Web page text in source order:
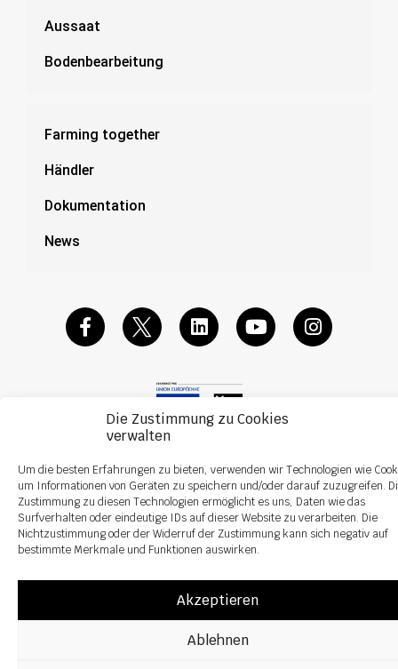
Die Zustimmung zu Cookies
verwalten
Um die besten Erfahrungen zu bieten, verwenden wir Technologien wie
um Informationen von Geräten zu speichern und/oder darauf zuzugreifen.
Zustimmung zu diesen Technologien ermöglicht es uns, Daten wie das
Surfverhalten oder eindeutige IDs auf dieser Website zu verarbeiten. Die
Nichtzustimmung oder der Widerruf der Zustimmung kann sich negativ auf
bestimmte Merkmale und Funktionen auswirken.
Akzeptieren
Ablehnen
Aussaat
Bodenbearbeitung
Farming together
Händler
Dokumentation
News
Alle Rechte vorbehalten ©2026 Sky Agricuture – Gestaltung:
Zoan
Rechtliche HinweiseDatenschutzrichtlinie